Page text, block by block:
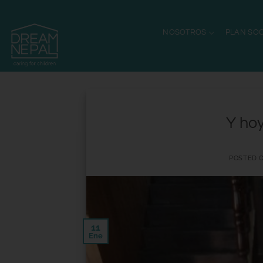
NOSOTROS PLAN
Y
POSTED
11
Ene